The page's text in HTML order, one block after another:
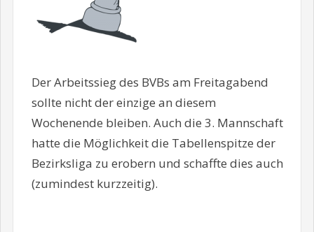
Der Arbeitssieg des BVBs am Freitagabend
sollte nicht der einzige an diesem
Wochenende bleiben. Auch die 3. Mannschaft
hatte die Möglichkeit die Tabellenspitze der
Bezirksliga zu erobern und schaffte dies auch
(zumindest kurzzeitig).